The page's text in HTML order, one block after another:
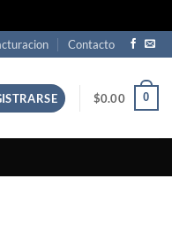
Contacto
$0.00 0